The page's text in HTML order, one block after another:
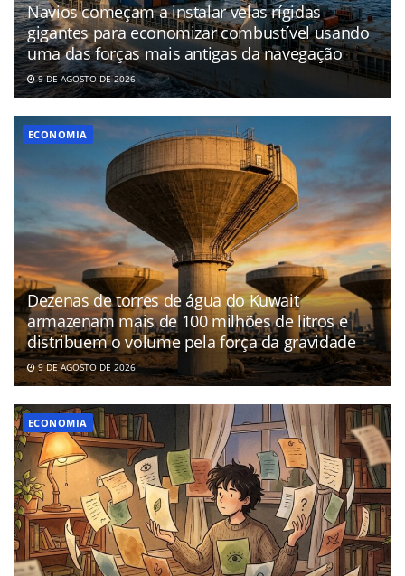
Navios começam a instalar velas rígidas
gigantes para economizar combustível usando
uma das forças mais antigas da navegação
9 DE AGOSTO DE 2026
ECONOMIA
Dezenas de torres de água do Kuwait
armazenam mais de 100 milhões de litros e
distribuem o volume pela força da gravidade
9 DE AGOSTO DE 2026
ECONOMIA